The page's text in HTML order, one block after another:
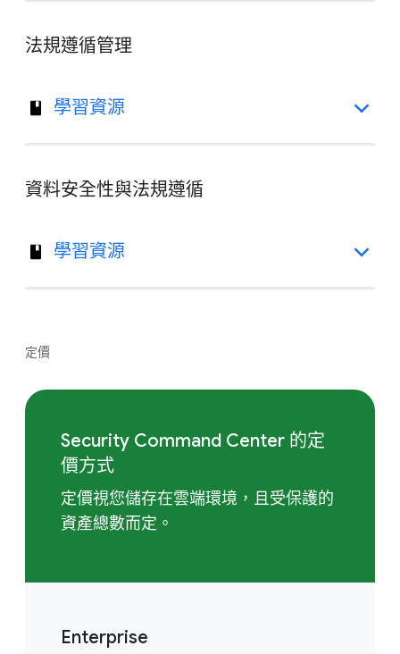
法規遵循管理
學習資源
資料安全性與法規遵循
學習資源
定價
Security Command Center 的定
價方式
定價視您儲存在雲端環境，且受保護的
資產總數而定。
Enterprise